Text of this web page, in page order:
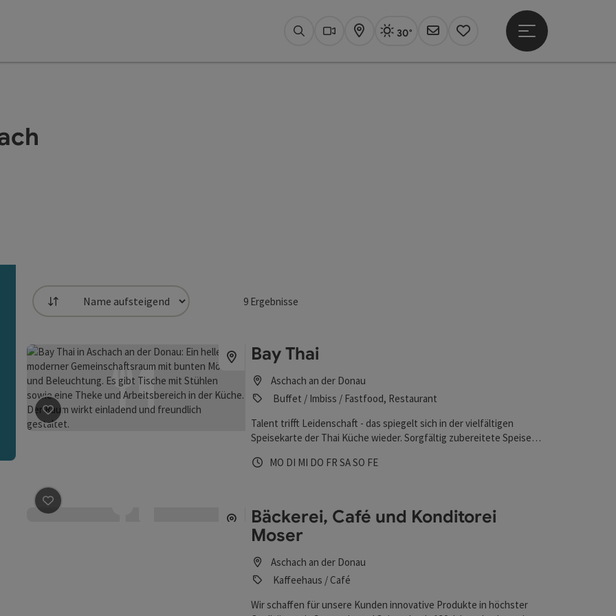
SuchenWebcams
Karte Aktuelles Wetter Linz, sonnig
30°
Newsletter
Merkzettel
Hauptmenü öffnen
Sortierung 9Ergebnisse
Beitrag merken
Bay Thai
Aschach an der Donau
Buffet / Imbiss / Fastfood, Restaurant
Talent trifft Leidenschaft - das spiegelt sich in der vielfältigen
Speisekarte der Thai Küche wieder. Sorgfältig zubereitete Speisen
und diese lässt bestimmt keine kulinarischen Wünsche offen.
Öffnungszeiten
MO Montag geöffnet
DI Dienstag geöffnet
MI Mittwoch geöffnet
DO Donnerstag geöffnet
FR Freitag geöffnet
SASamstag geöffnet
SO Sonntag geöffnet
FEFeiertag geöffnet
Beitrag merken : Bäckerei, Café und Konditorei MoserBäckerei, Café und Konditorei
Moser
Aschach an der Donau
Kaffeehaus / Café
Wir schaffen für unsere Kunden innovative Produkte in höchster